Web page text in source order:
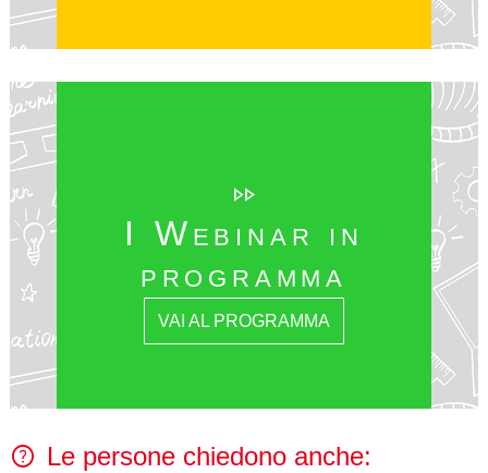
fast_forward
I Webinar in
programma
VAI AL PROGRAMMA
help Le persone chiedono anche: